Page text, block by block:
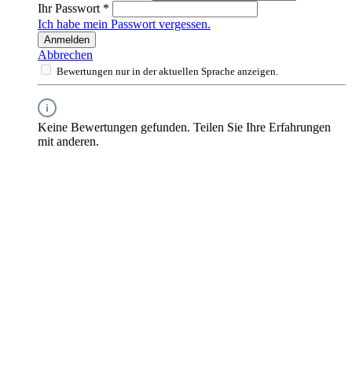
Ihr Passwort *
Ich habe mein Passwort vergessen.
Anmelden
Abbrechen
Bewertungen nur in der aktuellen Sprache anzeigen.
Keine Bewertungen gefunden. Teilen Sie Ihre Erfahrungen
mit anderen.